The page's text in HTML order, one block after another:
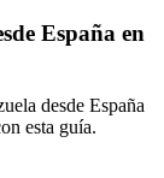
España en
desde España
esta guía.